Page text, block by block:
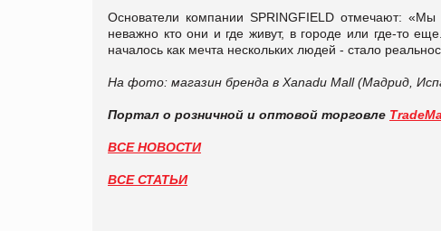
Основатели компании SPRINGFIELD отмечают:
неважно кто они и где живут, в городе или где-то
началось как мечта нескольких людей - стало
На фото: магазин бренда в Xanadu Mall (Мадрид,
Портал о розничной и оптовой торговле
ВСЕ НОВОСТИ
ВСЕ СТАТЬИ